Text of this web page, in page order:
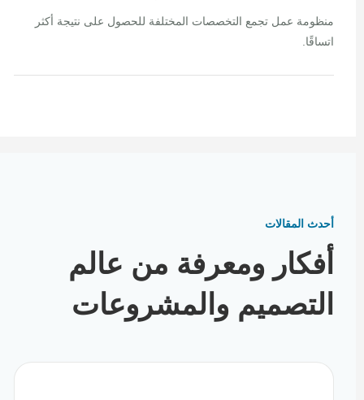
منظومة عمل تجمع التخصصات المختلفة للحصول على نتيجة أكثر
اتساقًا.
أحدث المقالات
أفكار ومعرفة من عالم
التصميم والمشروعات